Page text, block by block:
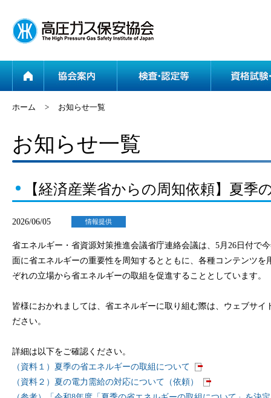
協会案内
ホーム > お知らせ一覧
お知らせ一覧
【経済産業省からの周知依頼】夏
2026/06/05 情報提供
省エネルギー・省資源対策推進会議省庁連絡会議は、5月26日付で
面に省エネルギーの重要性を周知するとともに、各種コンテンツ
ぞれの立場から省エネルギーの取組を促進することとしています。
皆様におかれましては、省エネルギーに取り組む際は、ウェブサ
ださい。
詳細は以下をご確認ください。
（資料１）夏季の省エネルギーの取組について
（資料２）夏の電⼒需給の対応について（依頼）